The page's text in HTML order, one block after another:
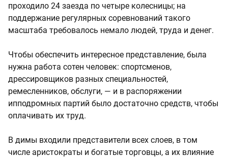
проходило 24 заезда по четыре колесницы; на
поддержание регулярных соревнований такого
масштаба требовалось немало людей, труда и денег.
Чтобы обеспечить интересное представление, была
нужна работа сотен человек: спортсменов,
дрессировщиков разных специальностей,
ремесленников, обслуги, — и в распоряжении
ипподромных партий было достаточно средств, чтобы
оплачивать их труд.
В димы входили представители всех слоев, в том
числе аристократы и богатые торговцы, а их влияние